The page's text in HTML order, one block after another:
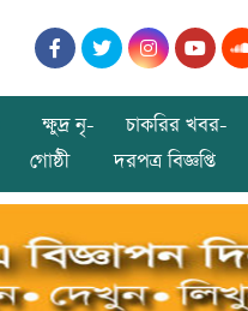
ক্ষুদ্র নৃ-
গোষ্ঠী
চাকরির খবর-
দরপত্র বিজ্ঞপ্তি